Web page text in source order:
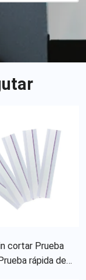
cortar Prueba
rápida de